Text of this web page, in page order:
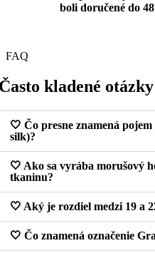
boli doručené do
FAQ
kladené
🤍 Čo presne znamená
silk)?
🤍 Ako sa vyrába morušový
tkaninu?
🤍 Aký je rozdiel medzi 19 a
🤍 Čo znamená označenie